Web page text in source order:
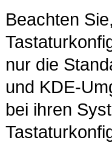
Beachten
nur die
und KDE-
bei ihren